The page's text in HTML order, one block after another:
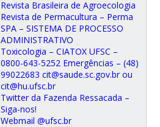
Revista Brasileira de Agroecologia
Revista de Permacultura – Perma
SPA – SISTEMA DE PROCESSO
ADMINISTRATIVO
Toxicologia – CIATOX UFSC –
0800-643-5252 Emergências – (48)
99022683 cit@saude.sc.gov.br ou
cit@hu.ufsc.br
Twitter da Fazenda Ressacada –
Siga-nos!
Webmail @ufsc.br